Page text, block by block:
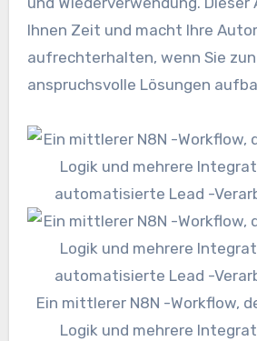
Ihnen Zeit und macht Ihre
aufrechterhalten, wenn Sie
anspruchsvolle Lösungen
Ein mittlerer N8N -Workflow,
Logik und mehrere